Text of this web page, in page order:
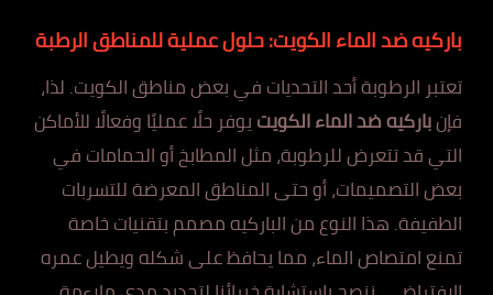
باركيه ضد الماء الكويت: حلول عملية للمناطق الرطبة
تعتبر الرطوبة أحد التحديات في بعض مناطق الكويت. لذا،
فإنباركيه ضد الماء الكويتيوفر حلًا عمليًا وفعالًا للأماكن
التي قد تتعرض للرطوبة، مثل المطابخ أو الحمامات في
بعض التصميمات، أو حتى المناطق المعرضة للتسربات
الطفيفة. هذا النوع من الباركيه مصمم بتقنيات خاصة
تمنع امتصاص الماء، مما يحافظ على شكله ويطيل عمره